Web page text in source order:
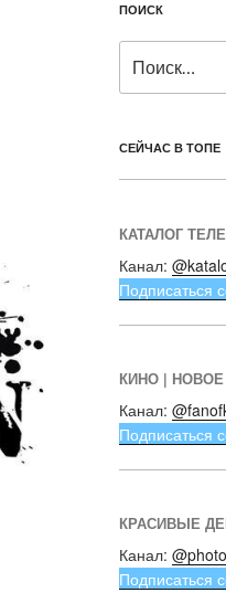
ПОИСК
СЕЙЧАС В ТОПЕ
КАТАЛОГ
Канал:
Подписаться
КИНО |
Канал:
Подписаться
КРАСИВЫЕ
Канал:
Подписаться